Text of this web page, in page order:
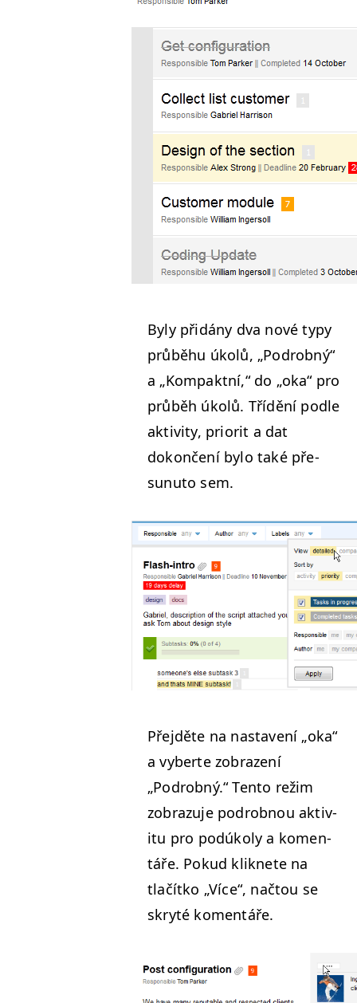
Byly přidány dva nové typy
průběhu úkolů, „Podrob­ný“
a „Kom­pak­t­ní,“ do „oka“ pro
průběh úkolů. Třídění podle
aktiv­i­ty, pri­or­it a dat
dokončení bylo také pře­
sunuto sem.
Pře­jděte na nas­tavení „oka“
a vyberte zobrazení
„Podrob­ný.“ Ten­to režim
zobrazu­je podrob­nou aktiv­
i­tu pro podúkoly a komen­
táře. Pokud kliknete na
tlačítko „Více“, nač­tou se
skry­té komentáře.